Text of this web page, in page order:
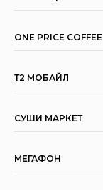
ONE PRICE COFFEE
Т2 МОБАЙЛ
СУШИ МАРКЕТ
MЕГАФОН